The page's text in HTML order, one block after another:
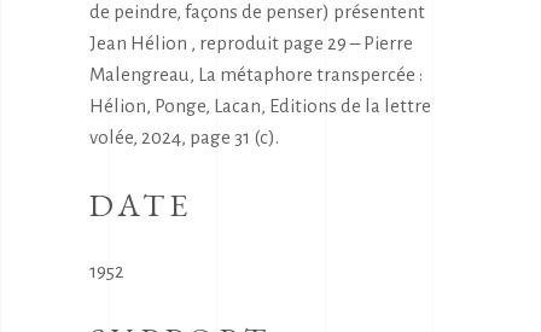
de peindre, façons de penser) présentent
Jean Hélion , reproduit page 29 – Pierre
Malengreau, La métaphore transpercée :
Hélion, Ponge, Lacan, Editions de la lettre
volée, 2024, page 31 (c).
DATE
1952